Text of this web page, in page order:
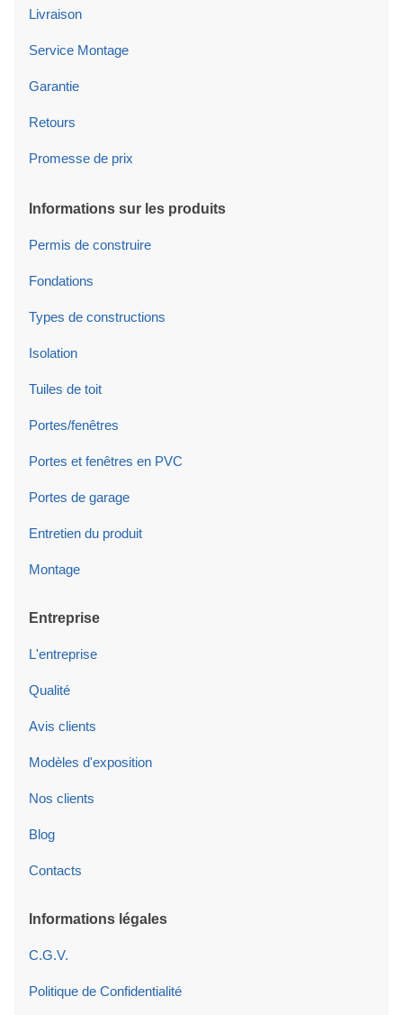
Livraison
Service Montage
Garantie
Retours
Promesse de prix
Informations sur les produits
Permis de construire
Fondations
Types de constructions
Isolation
Tuiles de toit
Portes/fenêtres
Portes et fenêtres en PVC
Portes de garage
Entretien du produit
Montage
Entreprise
L'entreprise
Qualité
Avis clients
Modèles d'exposition
Nos clients
Blog
Contacts
Informations légales
C.G.V.
Politique de Confidentialité